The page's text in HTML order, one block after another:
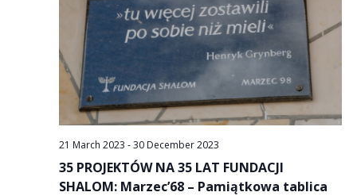
21 March 2023 -30 December 2023
35 PROJEKTÓW NA 35 LAT FUNDACJI
SHALOM: Marzec’68 – Pamiątkowa tablica